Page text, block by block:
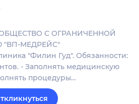
ОБЩЕСТВО С ОГРАНИЧЕННОЙ
"ВП-МЕДРЕЙС"
"Филин Гуд". Обязанности:
- Заполнять медицинскую
процедуры…